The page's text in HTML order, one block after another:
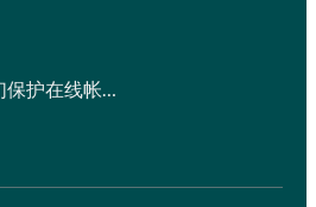
护在线帐…